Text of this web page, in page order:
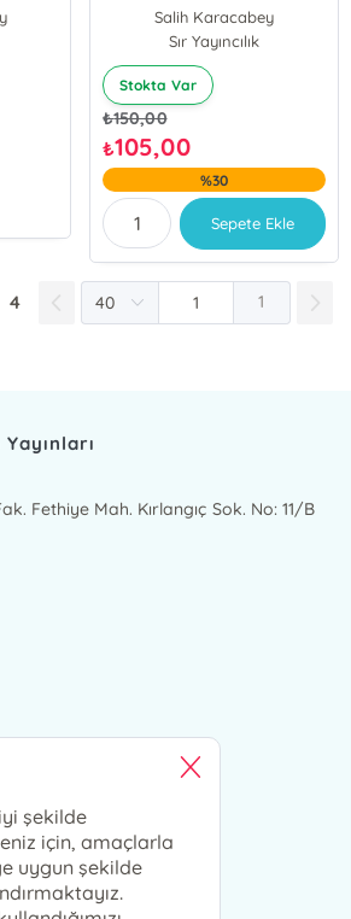
Salih Karacabey
Sır Yayıncılık
Stokta Var
₺150,00
₺105,00
%30
Sepete Ekle
4 1
Fethiye Mah. Kırlangıç Sok. No: 11/B
şekilde
için, amaçlarla
uygun şekilde